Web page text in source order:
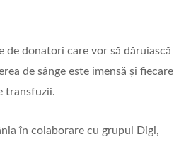
de donatori care vor să dăruiască
de sânge este imensă și fiecare
transfuzii.
în colaborare cu grupul Digi,